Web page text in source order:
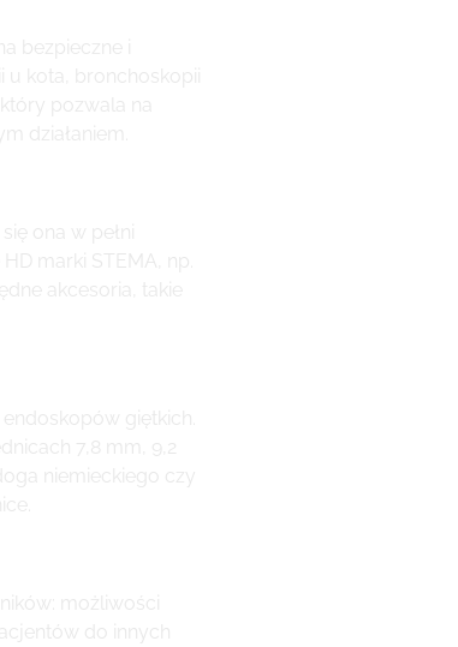
bezpieczne i
kota, bronchoskopii
pozwala na
działaniem.
ona w pełni
marki STEMA, np.
akcesoria, takie
giętkich.
7,8 mm, 9,2
niemieckiego czy
możliwości
do innych